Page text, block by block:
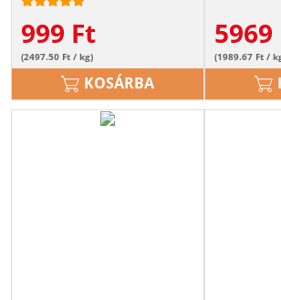
999 Ft
(2497.50 Ft / kg)
KOSÁRBA
5969
(1989.67 Ft /